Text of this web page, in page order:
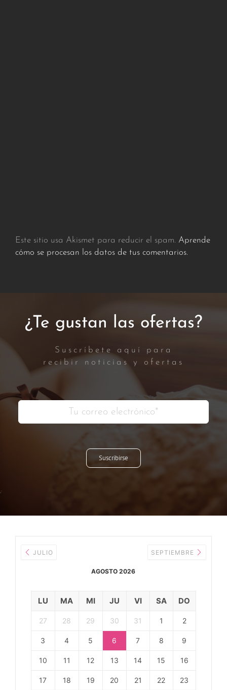
Este sitio usa Akismet para reducir el spam. Aprende
cómo se procesan los datos de tus comentarios.
¿Te gustan las ofertas?
Suscríbete aquí para
recibir noticias y ofertas
Suscribirse
JULIO
AGOSTO 2026
SEPTIEMBRE
LU MA MI JU VI SA DO
27 28 29 30 31 1 2
3 4 5 6 7 8 9
10 11 12 13 14 15 16
17 18 19 20 21 22 23